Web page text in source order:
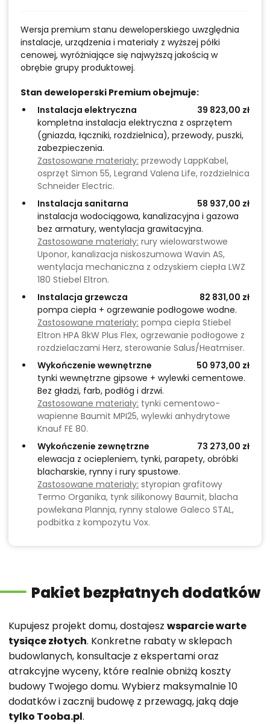
Wersja premium stanu deweloperskiego uwzględnia
instalacje, urządzenia i materiały z wyższej półki
cenowej, wyróżniające się najwyższą jakością w
obrębie grupy produktowej.
Stan deweloperski Premium obejmuje:
Instalacja elektryczna
39 823,00 zł
kompletna instalacja elektryczna z osprzętem
(gniazda, łączniki, rozdzielnica), przewody, puszki,
zabezpieczenia.
Zastosowane materiały: przewody LappKabel,
osprzęt Simon 55, Legrand Valena Life, rozdzielnica
Schneider Electric.
Instalacja sanitarna
58 937,00 zł
instalacja wodociągowa, kanalizacyjna i gazowa
bez armatury, wentylacja grawitacyjna.
Zastosowane materiały: rury wielowarstwowe
Uponor, kanalizacja niskoszumowa Wavin AS,
wentylacja mechaniczna z odzyskiem ciepła LWZ
180 Stiebel Eltron.
Instalacja grzewcza
82 831,00 zł
pompa ciepła + ogrzewanie podłogowe wodne.
Zastosowane materiały: pompa ciepła Stiebel
Eltron HPA 8kW Plus Flex, ogrzewanie podłogowe z
rozdzielaczami Herz, sterowanie Salus/Heatmiser.
Wykończenie wewnętrzne
50 973,00 zł
tynki wewnętrzne gipsowe + wylewki cementowe.
Bez gładzi, farb, podłóg i drzwi.
Zastosowane materiały: tynki cementowo-
wapienne Baumit MPI25, wylewki anhydrytowe
Knauf FE 80.
Wykończenie zewnętrzne
73 273,00 zł
elewacja z ociepleniem, tynki, parapety, obróbki
blacharskie, rynny i rury spustowe.
Zastosowane materiały: styropian grafitowy
Termo Organika, tynk silikonowy Baumit, blacha
powlekana Plannja, rynny stalowe Galeco STAL,
podbitka z kompozytu Vox.
Pakiet bezpłatnych dodatków
Kupujesz projekt domu, dostajesz wsparcie warte
tysiące złotych. Konkretne rabaty w sklepach
budowlanych, konsultacje z ekspertami oraz
atrakcyjne wyceny, które realnie obniżą koszty
budowy Twojego domu. Wybierz maksymalnie 10
dodatków i zacznij budowę z przewagą, jaką daje
tylko Tooba.pl.